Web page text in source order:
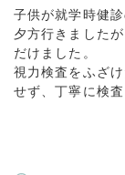
子供が就学時健
夕方行きました
だけました。
視力検査をふざ
せず、丁寧に検査